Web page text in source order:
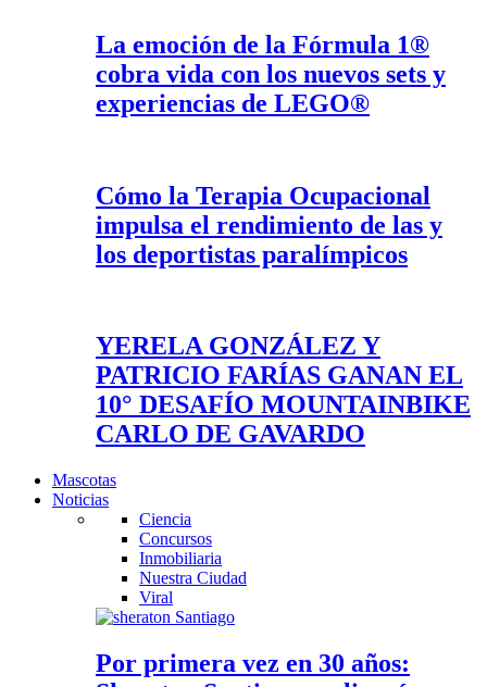
La emoción de la Fórmula 1®
cobra vida con los nuevos sets y
experiencias de LEGO®
Cómo la Terapia Ocupacional
impulsa el rendimiento de las y
los deportistas paralímpicos
YERELA GONZÁLEZ Y
PATRICIO FARÍAS GANAN EL
10° DESAFÍO MOUNTAINBIKE
CARLO DE GAVARDO
Mascotas
Noticias
Ciencia
Concursos
Inmobiliaria
Nuestra Ciudad
Viral
Por primera vez en 30 años: